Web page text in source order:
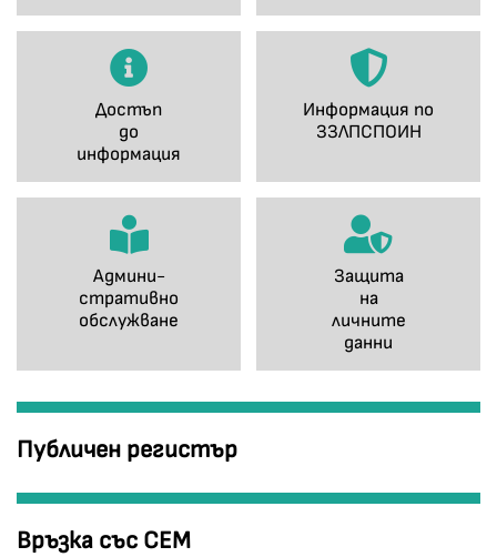
Достъп
до
информация
Информация по
ЗЗЛПСПОИН
Админи-
стративно
обслужване
Защита
на
личните
данни
Публичен регистър
Връзка със СЕМ